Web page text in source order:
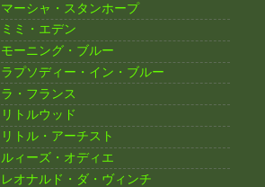
マーシャ・スタンホープ
ミミ・エデン
モーニング・ブルー
ラプソディー・イン・ブルー
ラ・フランス
リトルウッド
リトル・アーチスト
ルィーズ・オディエ
レオナルド・ダ・ヴィンチ